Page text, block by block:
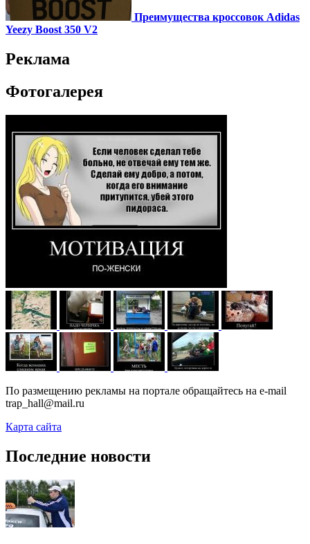
Преимущества кроссовок Adidas
Yeezy Boost 350 V2
Реклама
Фотогалерея
По размещению рекламы на портале обращайтесь на e-mail
trap_hall@mail.ru
Карта сайта
Последние новости